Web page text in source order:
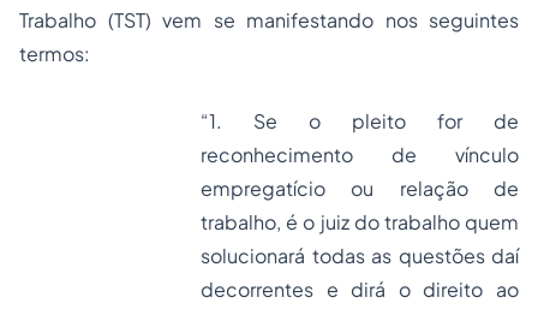
Trabalho (TST) vem se manifestando nos seguintes
termos:
“1. Se o pleito for de
reconhecimento de vínculo
empregatício ou relação de
trabalho, é o juiz do trabalho quem
solucionará todas as questões daí
decorrentes e dirá o direito ao